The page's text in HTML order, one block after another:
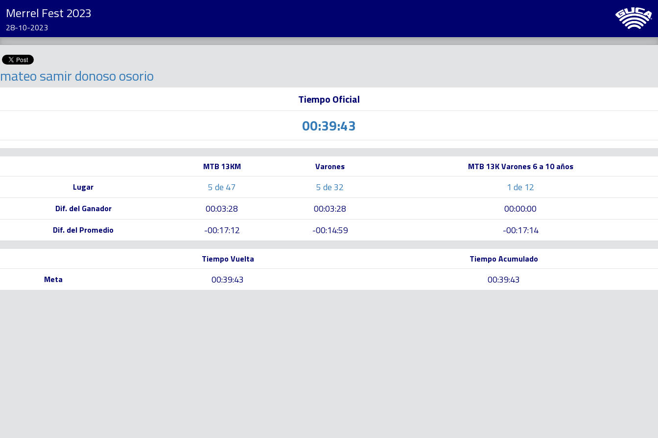
Merrel Fest 2023
28-10-2023
mateo samir donoso osorio
Tiempo Oficial
00:39:43
MTB 13KM Varones
MTB 13K Varones 6 a 10 años
Lugar
5 de 47 5 de 32 1 de 12
Dif. del Ganador 00:03:28 00:03:28 00:00:00
Dif. del Promedio -00:17:12 -00:14:59 -00:17:14
Tiempo Vuelta
Tiempo Acumulado
Meta
00:39:43 00:39:43